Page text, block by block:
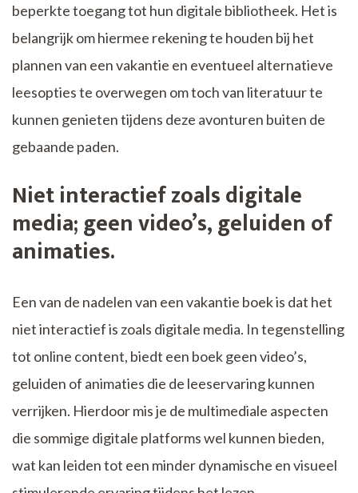
beperkte toegang tot hun digitale bibliotheek. Het is
belangrijk om hiermee rekening te houden bij het
plannen van een vakantie en eventueel alternatieve
leesopties te overwegen om toch van literatuur te
kunnen genieten tijdens deze avonturen buiten de
gebaande paden.
Niet interactief zoals digitale
media; geen video’s, geluiden of
animaties.
Een van de nadelen van een vakantie boek is dat het
niet interactief is zoals digitale media. In tegenstelling
tot online content, biedt een boek geen video’s,
geluiden of animaties die de leeservaring kunnen
verrijken. Hierdoor mis je de multimediale aspecten
die sommige digitale platforms wel kunnen bieden,
wat kan leiden tot een minder dynamische en visueel